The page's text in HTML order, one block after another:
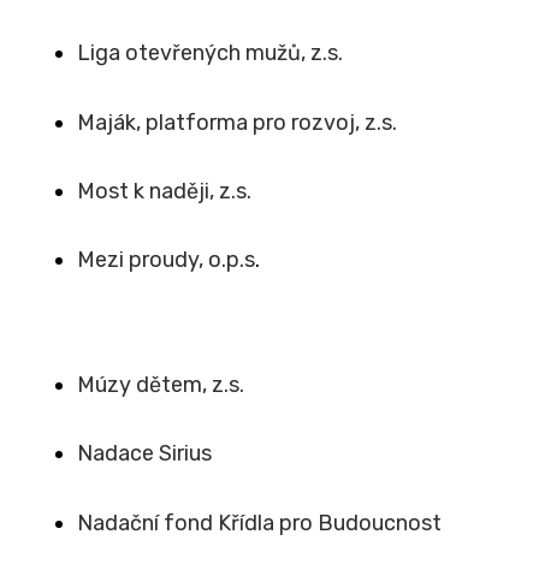
Liga otevřených mužů, z.s.
Maják, platforma pro rozvoj, z.s.
Most k naději, z.s.
Mezi proudy, o.p.s.
Múzy dětem, z.s.
Nadace Sirius
Nadační fond Křídla pro Budoucnost